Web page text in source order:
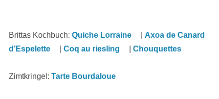
Brittas Kochbuch: Quiche Lorraine
Axoa de Canard
d’Espelette
Coq au riesling Chouquettes
Zimtkringel: Tarte Bourdaloue